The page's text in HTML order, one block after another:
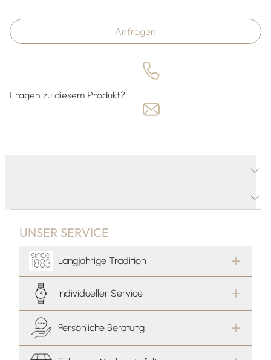
Anfragen
Fragen zu diesem Produkt?
UNSER SERVICE
Langjährige Tradition
Individueller Service
Persönliche Beratung